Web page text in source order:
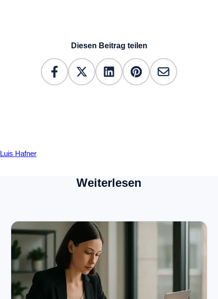
Diesen Beitrag teilen
Luis Hafner
Weiterlesen